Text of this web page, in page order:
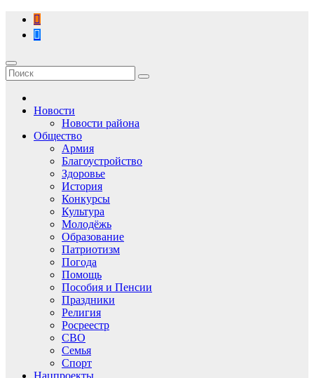
Перейти
содержимому
Новости
Новости района
Общество
Армия
Благоустройство
Здоровье
История
Конкурсы
Культура
Молодёжь
Образование
Патриотизм
Погода
Помощь
Пособия и Пенсии
Праздники
Религия
Росреестр
СВО
Семья
Спорт
Нацпроекты